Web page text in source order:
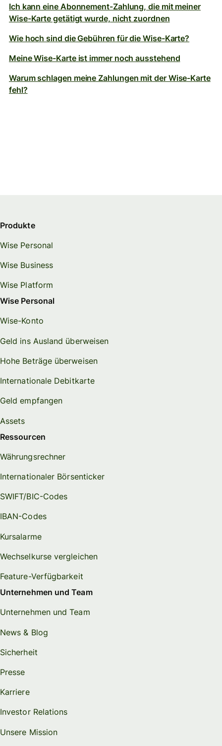
Ich kann eine Abonnement-Zahlung, die mit meiner
Wise-Karte getätigt wurde, nicht zuordnen
Wie hoch sind die Gebühren für die Wise-Karte?
Meine Wise-Karte ist immer noch ausstehend
Warum schlagen meine Zahlungen mit der Wise-Karte
fehl?
Produkte
Wise Personal
Wise Business
Wise Platform
Wise Personal
Wise-Konto
Geld ins Ausland überweisen
Hohe Beträge überweisen
Internationale Debitkarte
Geld empfangen
Assets
Ressourcen
Währungsrechner
Internationaler Börsenticker
SWIFT/BIC-Codes
IBAN-Codes
Kursalarme
Wechselkurse vergleichen
Feature-Verfügbarkeit
Unternehmen und Team
Unternehmen und Team
News & Blog
Sicherheit
Presse
Karriere
Investor Relations
Unsere Mission